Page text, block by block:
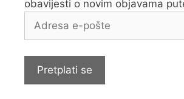
obavijesti o novim objavama
Adresa
Pretplati se